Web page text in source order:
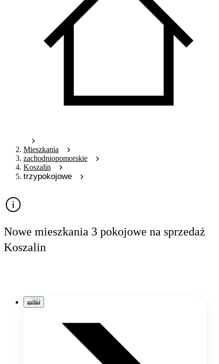
Mieszkania
zachodniopomorskie
Koszalin
trzypokojowe
Nowe mieszkania 3 pokojowe na sprzedaż
Koszalin